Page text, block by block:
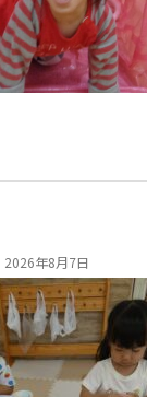
2026年8月7日
マカロンクラス ]
園［マリポサクラ
設・
学園 諏訪森幼稚
園連盟
田福祉会